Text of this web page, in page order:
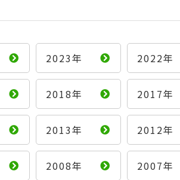
2023年 2022年
2018年 2017年
2013年 2012年
2008年 2007年